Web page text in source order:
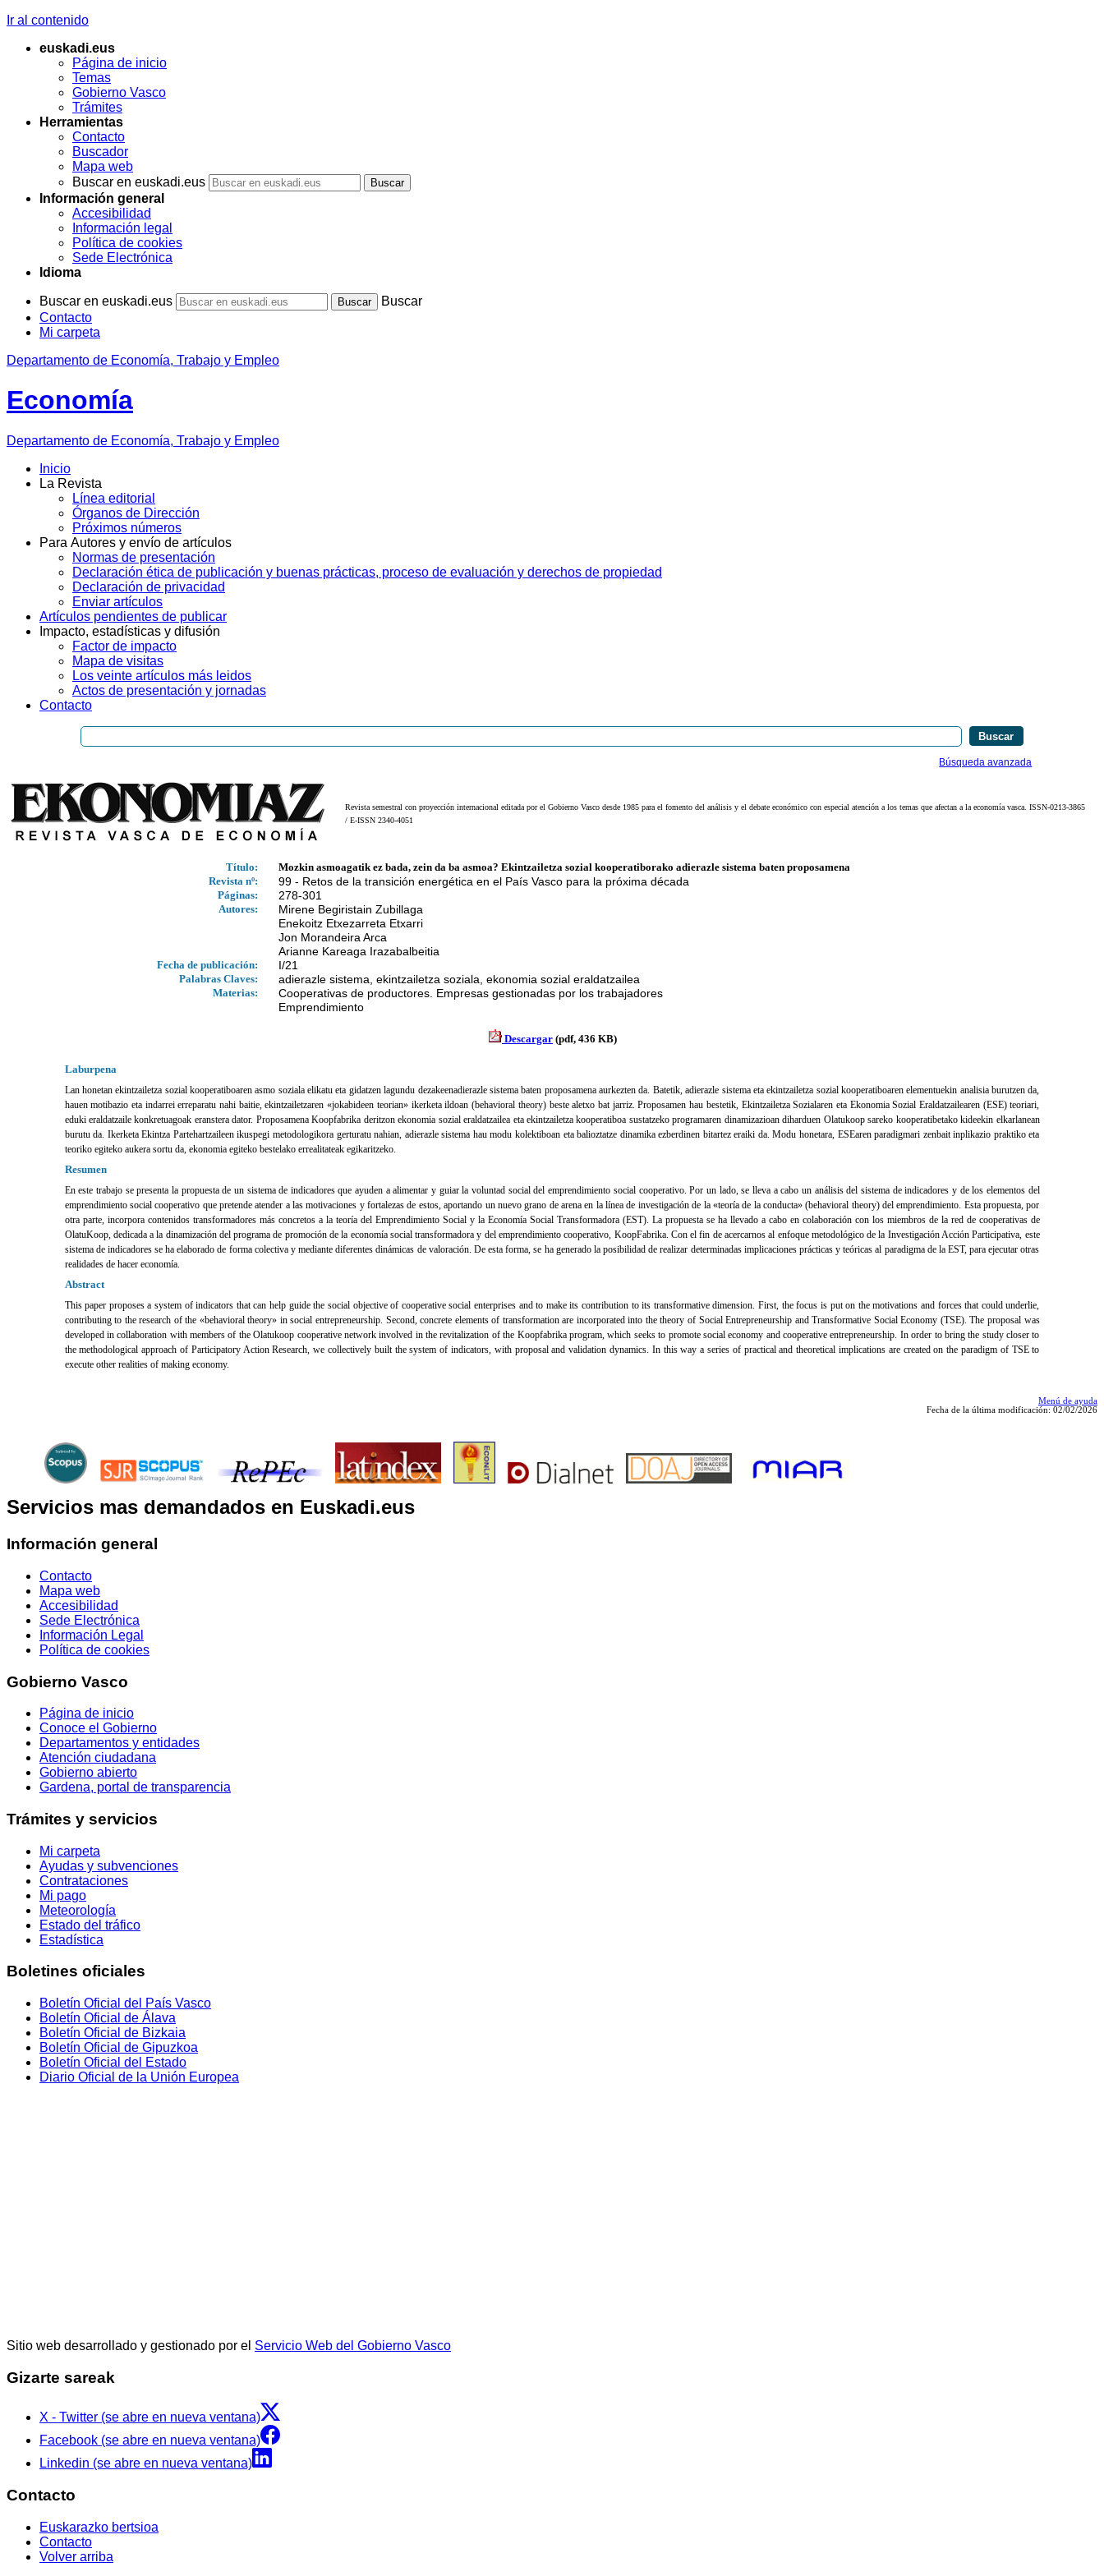
Ir al contenido
euskadi.eus
Página de inicio
Temas
Gobierno Vasco
Trámites
Herramientas
Contacto
Buscador
Mapa web
Buscar en euskadi.eus
Información general
Accesibilidad
Información legal
Política de cookies
Sede Electrónica
Idioma
Buscar en euskadi.eus
Buscar
Contacto
Mi carpeta
Departamento de Economía, Trabajo y Empleo
Economía
Departamento de Economía, Trabajo y Empleo
Inicio
La Revista
Línea editorial
Órganos de Dirección
Próximos números
Para Autores y envío de artículos
Normas de presentación
Declaración ética de publicación y buenas prácticas, proceso de evaluación y derechos de propiedad
Declaración de privacidad
Enviar artículos
Artículos pendientes de publicar
Impacto, estadísticas y difusión
Factor de impacto
Mapa de visitas
Los veinte artículos más leidos
Actos de presentación y jornadas
Contacto
Búsqueda avanzada
Revista semestral con proyección internacional editada por el Gobierno Vasco desde 1985 para el fomento del análisis y el debate económico con especial atención a los temas que afectan a la economía vasca. ISSN-0213-3865
/ E-ISSN 2340-4051
Título:
Mozkin asmoagatik ez bada, zein da ba asmoa? Ekintzailetza sozial kooperatiborako adierazle sistema baten proposamena
Revista nº:
99 - Retos de la transición energética en el País Vasco para la próxima década
Páginas: 278-301
Autores:
Mirene Begiristain Zubillaga
Enekoitz Etxezarreta Etxarri
Jon Morandeira Arca
Arianne Kareaga Irazabalbeitia
Fecha de publicación: I/21
Palabras Claves: adierazle sistema, ekintzailetza soziala, ekonomia sozial eraldatzailea
Materias:
Cooperativas de productores. Empresas gestionadas por los trabajadores
Emprendimiento
Descargar (pdf, 436 KB)
Laburpena
Lan honetan ekintzailetza sozial kooperatiboaren asmo soziala elikatu eta gidatzen lagundu dezakeenadierazle sistema baten proposamena aurkezten da. Batetik, adierazle sistema eta ekintzailetza sozial kooperatiboaren elementuekin analisia burutzen da,
hauen motibazio eta indarrei erreparatu nahi baitie, ekintzailetzaren «jokabideen teorian» ikerketa ildoan (behavioral theory) beste aletxo bat jarriz. Proposamen hau bestetik, Ekintzailetza Sozialaren eta Ekonomia Sozial Eraldatzailearen (ESE) teoriari,
eduki eraldatzaile konkretuagoak eranstera dator. Proposamena Koopfabrika deritzon ekonomia sozial eraldatzailea eta ekintzailetza kooperatiboa sustatzeko programaren dinamizazioan diharduen Olatukoop sareko kooperatibetako kideekin elkarlanean
burutu da. Ikerketa Ekintza Partehartzaileen ikuspegi metodologikora gerturatu nahian, adierazle sistema hau modu kolektiboan eta balioztatze dinamika ezberdinen bitartez eraiki da. Modu honetara, ESEaren paradigmari zenbait inplikazio praktiko eta
teoriko egiteko aukera sortu da, ekonomia egiteko bestelako errealitateak egikaritzeko.
Resumen
En este trabajo se presenta la propuesta de un sistema de indicadores que ayuden a alimentar y guiar la voluntad social del emprendimiento social cooperativo. Por un lado, se lleva a cabo un análisis del sistema de indicadores y de los elementos del
emprendimiento social cooperativo que pretende atender a las motivaciones y fortalezas de estos, aportando un nuevo grano de arena en la línea de investigación de la «teoría de la conducta» (behavioral theory) del emprendimiento. Esta propuesta, por
otra parte, incorpora contenidos transformadores más concretos a la teoría del Emprendimiento Social y la Economía Social Transformadora (EST). La propuesta se ha llevado a cabo en colaboración con los miembros de la red de cooperativas de
OlatuKoop, dedicada a la dinamización del programa de promoción de la economía social transformadora y del emprendimiento cooperativo, KoopFabrika. Con el fin de acercarnos al enfoque metodológico de la Investigación Acción Participativa, este
sistema de indicadores se ha elaborado de forma colectiva y mediante diferentes dinámicas de valoración. De esta forma, se ha generado la posibilidad de realizar determinadas implicaciones prácticas y teóricas al paradigma de la EST, para ejecutar otras
realidades de hacer economía.
Abstract
This paper proposes a system of indicators that can help guide the social objective of cooperative social enterprises and to make its contribution to its transformative dimension. First, the focus is put on the motivations and forces that could underlie,
contributing to the research of the «behavioral theory» in social entrepreneurship. Second, concrete elements of transformation are incorporated into the theory of Social Entrepreneurship and Transformative Social Economy (TSE). The proposal was
developed in collaboration with members of the Olatukoop cooperative network involved in the revitalization of the Koopfabrika program, which seeks to promote social economy and cooperative entrepreneurship. In order to bring the study closer to
the methodological approach of Participatory Action Research, we collectively built the system of indicators, with proposal and validation dynamics. In this way a series of practical and theoretical implications are created on the paradigm of TSE to
execute other realities of making economy.
Menú de ayuda
Fecha de la última modificación: 02/02/2026
Servicios mas demandados en Euskadi.eus
Información general
Contacto
Mapa web
Accesibilidad
Sede Electrónica
Información Legal
Política de cookies
Gobierno Vasco
Página de inicio
Conoce el Gobierno
Departamentos y entidades
Atención ciudadana
Gobierno abierto
Gardena, portal de transparencia
Trámites y servicios
Mi carpeta
Ayudas y subvenciones
Contrataciones
Mi pago
Meteorología
Estado del tráfico
Estadística
Boletines oficiales
Boletín Oficial del País Vasco
Boletín Oficial de Álava
Boletín Oficial de Bizkaia
Boletín Oficial de Gipuzkoa
Boletín Oficial del Estado
Diario Oficial de la Unión Europea
Sitio web desarrollado y gestionado por el Servicio Web del Gobierno Vasco
Gizarte sareak
X - Twitter (se abre en nueva ventana)
Facebook (se abre en nueva ventana)
Linkedin (se abre en nueva ventana)
Contacto
Euskarazko bertsioa
Contacto
Volver arriba